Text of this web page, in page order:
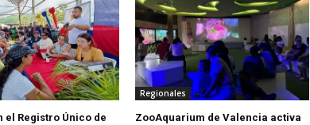
el Registro Único de
Regionales
ZooAquarium de Valencia activa